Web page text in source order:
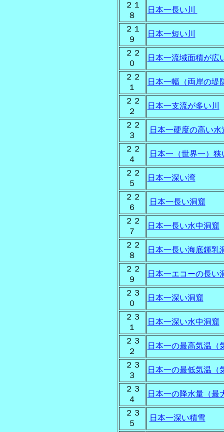
２１
８
日本一長い川
２１
９
日本一短い川
２２
０
日本一流域面積が広
２２
１
日本一幅（両岸の堤
２２
２
日本一支流が多い川
２２
３
日本一硬度の高い水
２２
４
日本一（世界一）狭
２２
５
日本一深い湾
２２
６
日本一長い洞窟
２２
７
日本一長い水中洞窟
２２
８
日本一長い海底鍾乳
２２
９
日本一エコーの長い
２３
０
日本一深い洞窟
２３
１
日本一深い水中洞窟
２３
２
日本一の最高気温（
２３
３
日本一の最低気温（
２３
４
日本一の降水量（最
２３
５
日本一深い積雪